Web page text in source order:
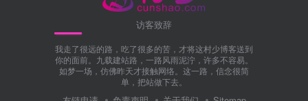
访客致辞
我走了很远的路，吃了很多的苦，才将这村少博客送到
你的面前。九载建站路，一路风雨泥泞，许多不容易。
如梦一场，仿佛昨天才接触网络。这一路，信念很简
单，把站做下去。